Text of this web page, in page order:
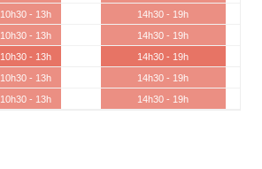
10h30 - 13h
14h30 - 19h
10h30 - 13h
14h30 - 19h
10h30 - 13h
14h30 - 19h
10h30 - 13h
14h30 - 19h
10h30 - 13h 14h30 - 19h